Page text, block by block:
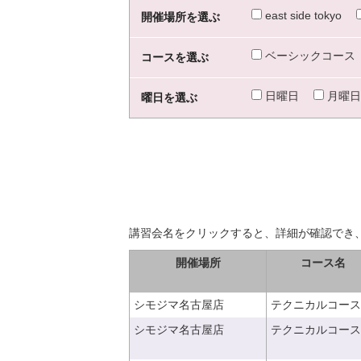
開催場所を選ぶ east side tokyo
コースを選ぶ ベーシックコース
曜日を選ぶ 日曜日 月曜日
講習会名をクリックすると、詳細が確認でき
開催場所 コース名
シモジマ名古屋店
テクニカルコース
シモジマ名古屋店
テクニカルコース